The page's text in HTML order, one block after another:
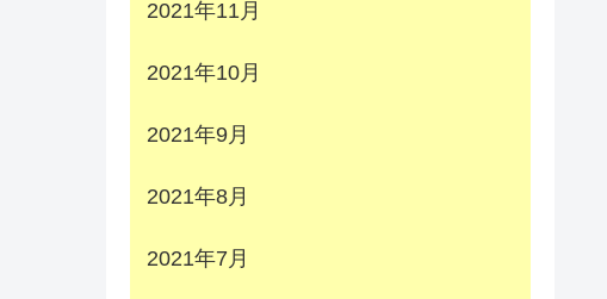
2021年11月
2021年10月
2021年9月
2021年8月
2021年7月